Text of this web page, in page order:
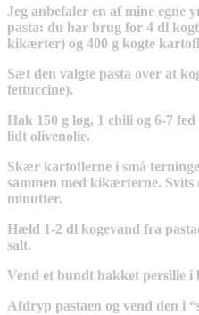
Jeg anbefaler en af mine egne
pasta: du har brug for 4 dl
kikærter) og 400 g kogte
Sæt den valgte pasta over at
fettuccine).
Hak 150 g løg, 1 chili og 6-7
lidt olivenolie.
Skær kartoflerne i små
sammen med kikærterne. Svits
minutter.
Hæld 1-2 dl kogevand fra
salt.
Vend et bundt hakket persille i
Afdryp pastaen og vend den i